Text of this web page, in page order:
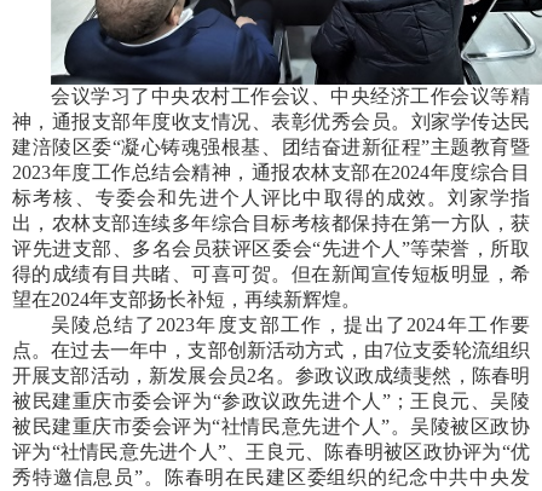
会议学习了中央农村工作会议、中央经济工作会议等精
神，通报支部年度收支情况、表彰优秀会员。刘家学传达民
建涪陵区委“凝心铸魂强根基、团结奋进新征程”主题教育暨
2023年度工作总结会精神，通报农林支部在2024年度综合目
标考核、专委会和先进个人评比中取得的成效。刘家学指
出，农林支部连续多年综合目标考核都保持在第一方队，获
评先进支部、多名会员获评区委会“先进个人”等荣誉，所取
得的成绩有目共睹、可喜可贺。但在新闻宣传短板明显，希
望在2024年支部扬长补短，再续新辉煌。
吴陵总结了2023年度支部工作，提出了2024年工作要
点。在过去一年中，支部创新活动方式，由7位支委轮流组织
开展支部活动，新发展会员2名。参政议政成绩斐然，陈春明
被民建重庆市委会评为“参政议政先进个人”；王良元、吴陵
被民建重庆市委会评为“社情民意先进个人”。吴陵被区政协
评为“社情民意先进个人”、王良元、陈春明被区政协评为“优
秀特邀信息员”。陈春明在民建区委组织的纪念中共中央发